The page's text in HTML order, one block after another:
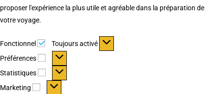
proposer l'expérience la plus utile et agréable dans la préparation de
votre voyage.
Fonctionnel Fonctionnel
Toujours activé
Préférences
Préférences
Statistiques Statistiques
Marketing Marketing